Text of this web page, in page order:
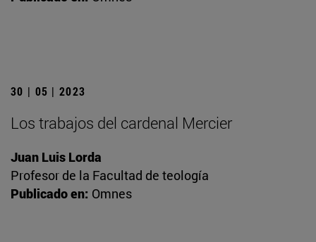
30 | 05 | 2023
Los trabajos del cardenal Mercier
Juan Luis Lorda
Profesor de la Facultad de teología
Publicado en: Omnes